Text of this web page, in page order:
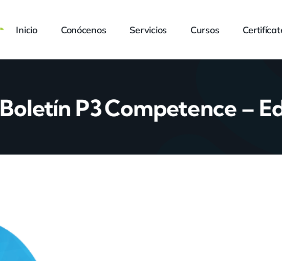
Inicio Conócenos Servicios Cursos
Boletín P3 Competence –